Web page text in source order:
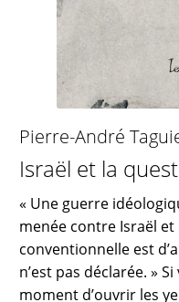
Pierre-André
Israël et la
« Une guerre
menée contre Israël
conventionnelle est
n’est pas déclarée. »
moment d’ouvrir les